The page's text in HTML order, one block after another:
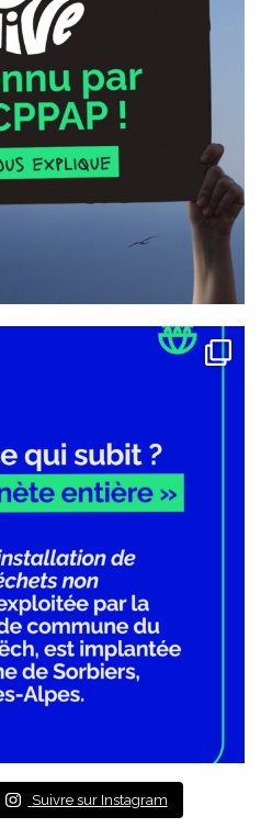
Suivre sur Instagram